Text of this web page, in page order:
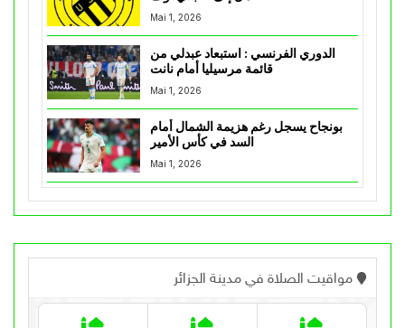
Mai 1, 2026
الدوري الفرنسي : استبعاد عبدلي من
قائمة مرسيليا أمام نانت
Mai 1, 2026
بونجاح يسجل رغم هزيمة الشمال أمام
السد في كأس الأمير
Mai 1, 2026